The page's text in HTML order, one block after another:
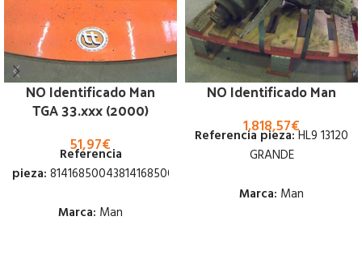
NO Identificado Man
TGA 33.xxx (2000)
51,97€
Referencia
pieza: 8141685004381416850052
Marca: Man
NO Identificado Man
1.818,57€
Referencia pieza:HL9 13120
GRANDE
Marca: Man